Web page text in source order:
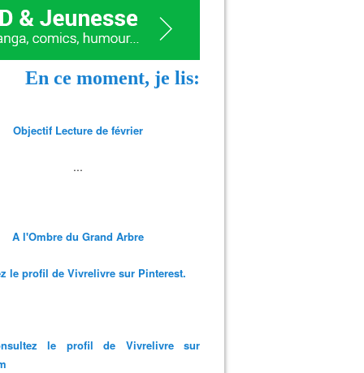
En ce moment, je lis:
Objectif Lecture de février
...
A l'Ombre du Grand Arbre
le profil de Vivrelivre sur Pinterest.
le profil de Vivrelivre sur